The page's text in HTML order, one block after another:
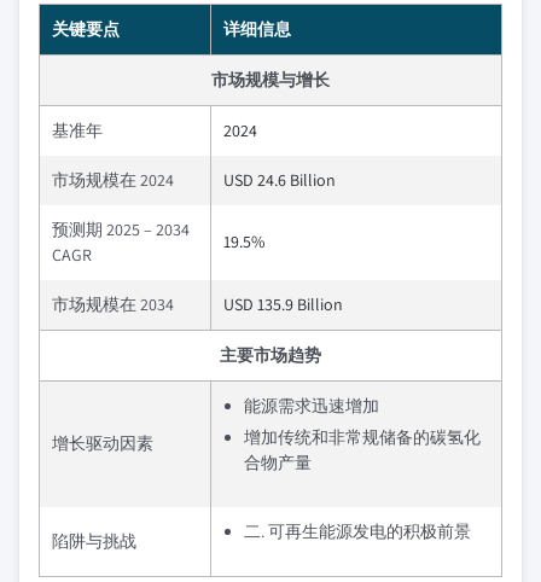
关键要点 详细信息
市场规模与增长
基准年 2024
市场规模在 2024 USD 24.6 Billion
预测期 2025 – 2034
CAGR
19.5%
市场规模在 2034 USD 135.9 Billion
主要市场趋势
增长驱动因素
能源需求迅速增加
增加传统和非常规储备的碳氢化
合物产量
陷阱与挑战 二. 可再生能源发电的积极前景